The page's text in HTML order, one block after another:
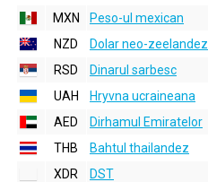
MXN
Peso-ul mexican
NZD
Dolar neo-zeelandez
RSD
Dinarul sarbesc
UAH
Hryvna ucraineana
AED
Dirhamul Emiratelor
THB
Bahtul thailandez
XDR
DST